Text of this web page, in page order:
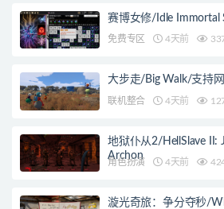
赛博女修/Idle Immortal
免费专区 4天前
大步走/Big Walk/支持
联机整合 4天前
地狱仆从2/HellSlave II:
Archon
角色扮演 4天前
漩光奇旅：争分夺秒/